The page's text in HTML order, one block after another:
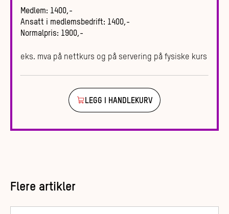
Medlem: 1400,-
Ansatt i medlemsbedrift: 1400,-
Normalpris: 1900,-
eks. mva på nettkurs og på servering på fysiske kurs
LEGG I HANDLEKURV
Flere artikler